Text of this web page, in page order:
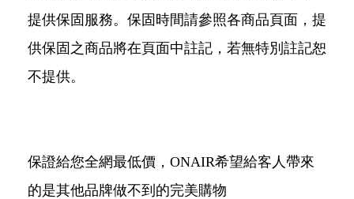
提供保固服務。保固時間請參照各商品頁面，提
供保固之商品將在頁面中註記，若無特別註記恕
不提供。
保證給您全網最低價，ONAIR希望給客人帶來
的是其他品牌做不到的完美購物